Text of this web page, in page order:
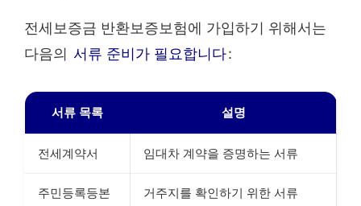
전세보증금 반환보증보험에 가입하기 위해서는
다음의 서류 준비가 필요합니다:
서류 목록 설명
전세계약서 임대차 계약을 증명하는 서류
주민등록등본 거주지를 확인하기 위한 서류